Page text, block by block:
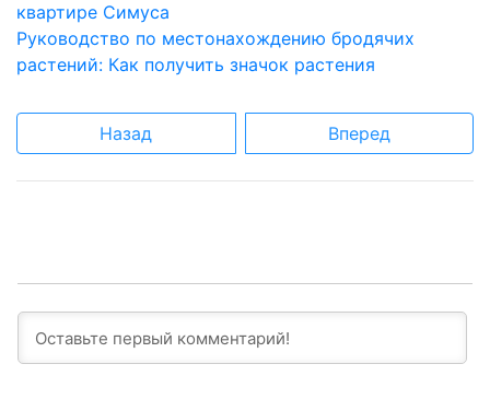
квартире Симуса
Руководство по местонахождению бродячих
растений: Как получить значок растения
Назад Вперед